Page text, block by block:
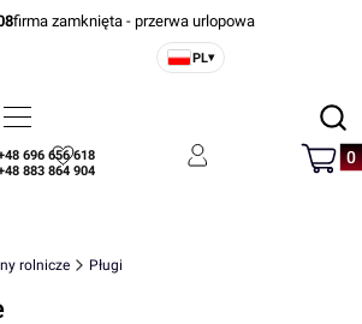
firma zamknięta - przerwa urlopowa
PL▾
Menu Szukaj
696 656 618
883 864 904
Ulubione Zaloguj się Koszyk
rolnicze Pługi